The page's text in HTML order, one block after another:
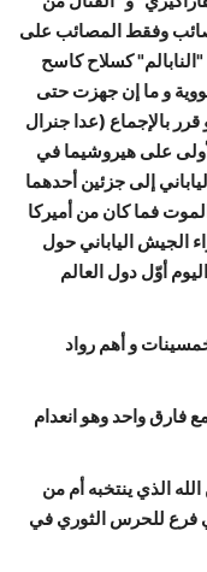
وفقط المصائب على
كسلاح كاسح
و ما إن جهزت حتى
بالإجماع (عدا جنرال
على هيروشيما في
الياباني إلى جزئين أحدهما
فما كان من أميركا
الجيش الياباني حول
أوّل دول العالم
و أهم رواد
فارق واحد وهو انعدام
الذي ينتخبه أم من
فرع للحرس الثوري في